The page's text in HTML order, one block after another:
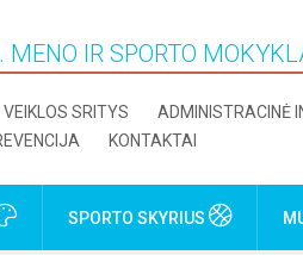
MENO IR SPORTO
VEIKLOS SRITYS ADMINISTRACINĖ
KONTAKTAI
SPORTO SKYRIUS